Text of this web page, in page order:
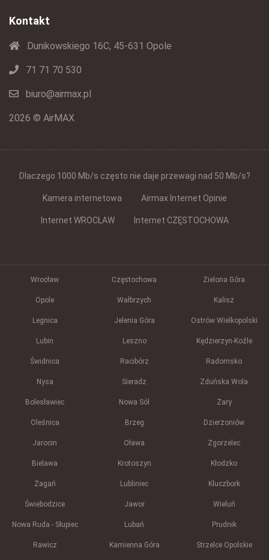
Kontakt
Dunikowskiego 16C, 45-631 Opole
71 71 70 530
biuro@airmax.pl
2026 © AirMAX
Dlaczego 1000 Mb/s często nie daje przewagi nad 50 Mb/s?
Kamera internetowa Airmax Internet Opinie
Internet WROCŁAW Internet CZĘSTOCHOWA
Wrocław Częstochowa Zielona Góra
Opole Wałbrzych Kalisz
Legnica Jelenia Góra Ostrów Wielkopolski
Lubin Leszno Kędzierzyn-Koźle
Świdnica Racibórz Radomsko
Nysa Sieradz Zduńska Wola
Bolesławiec Nowa Sól Żary
Oleśnica Brzeg Dzierżoniów
Jarocin Oława Zgorzelec
Bielawa Krotoszyn Kłodzko
Żagań Lubliniec Kluczbork
Świebodzice Jawor Wieluń
Nowa Ruda - Słupiec Lubań Prudnik
Rawicz Kamienna Góra Strzelce Opolskie